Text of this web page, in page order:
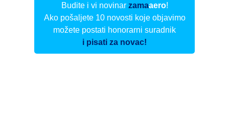
Budite i vi novinar zamaaero!
Ako pošaljete 10 novosti koje objavimo
možete postati honorarni suradnik
i pisati za novac!